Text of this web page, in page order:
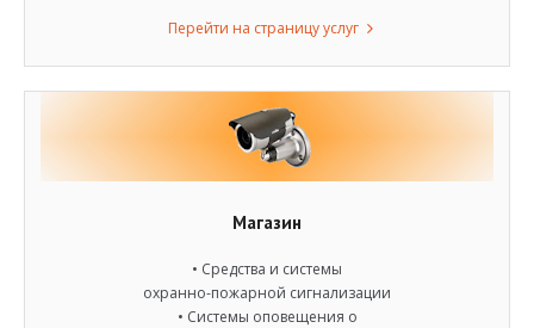
Перейти на страницу услуг
Магазин
• Средства и системы
охранно-пожарной сигнализации
• Системы оповещения о